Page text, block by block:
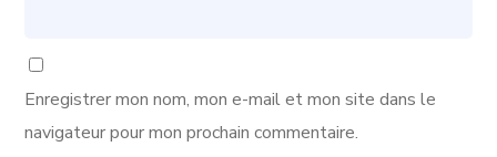
Enregistrer mon nom, mon e-mail et mon site dans le
navigateur pour mon prochain commentaire.